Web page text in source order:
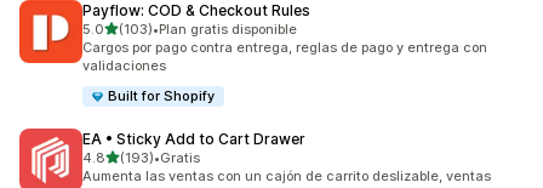
Payflow: COD & Checkout Rules
5.0de 5 estrellas
(103)
103 reseñas en total
•Plan gratis disponible
Cargos por pago contra entrega, reglas de pago y entrega con
validaciones
Built for Shopify
EA • Sticky Add to Cart Drawer
4.8de 5 estrellas
(193)
193 reseñas en total
•Gratis
Aumenta las ventas con un cajón de carrito deslizable, ventas